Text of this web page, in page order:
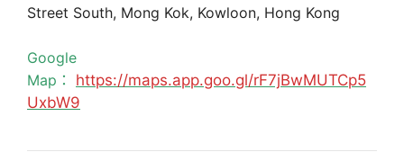
Street South, Mong Kok, Kowloon, Hong Kong
Google
Map： https://maps.app.goo.gl/rF7jBwMUTCp5
UxbW9